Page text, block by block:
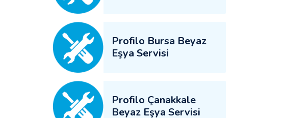
Profilo Bursa Beyaz
Eşya Servisi
Profilo Çanakkale
Beyaz Eşya Servisi